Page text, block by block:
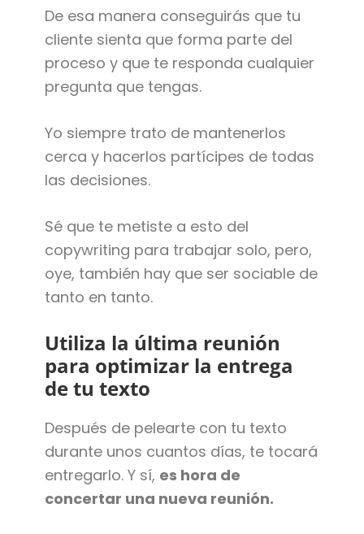
De esa manera conseguirás que tu
cliente sienta que forma parte del
proceso y que te responda cualquier
pregunta que tengas.
Yo siempre trato de mantenerlos
cerca y hacerlos partícipes de todas
las decisiones.
Sé que te metiste a esto del
copywriting para trabajar solo, pero,
oye, también hay que ser sociable de
tanto en tanto.
Utiliza la última reunión
para optimizar la entrega
de tu texto
Después de pelearte con tu texto
durante unos cuantos días, te tocará
entregarlo. Y sí, es hora de
concertar una nueva reunión.